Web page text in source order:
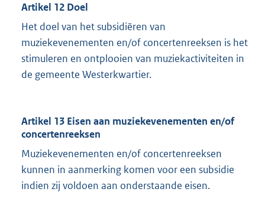
Artikel 12 Doel
Het doel van het subsidiëren van
muziekevenementen en/of concertenreeksen is het
stimuleren en ontplooien van muziekactiviteiten in
de gemeente Westerkwartier.
Artikel 13 Eisen aan muziekevenementen en/of
concertenreeksen
Muziekevenementen en/of concertenreeksen
kunnen in aanmerking komen voor een subsidie
indien zij voldoen aan onderstaande eisen.